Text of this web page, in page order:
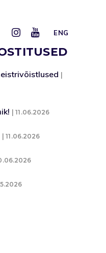
ENG
11.06.2026
11.06.2026